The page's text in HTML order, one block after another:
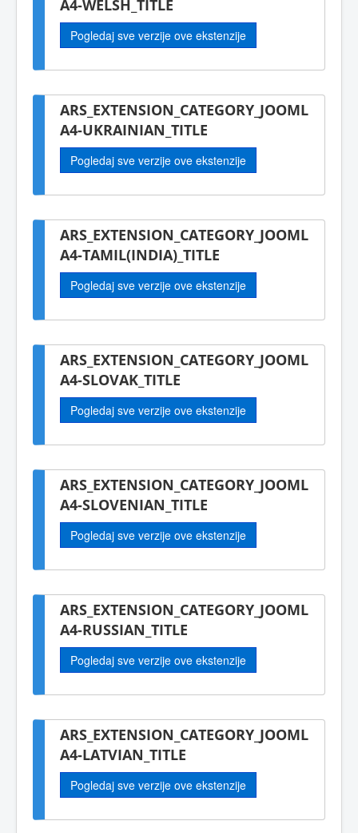
A4-WELSH_TITLE
Pogledaj sve verzije ove ekstenzije
ARS_EXTENSION_CATEGORY_JOOML
A4-UKRAINIAN_TITLE
Pogledaj sve verzije ove ekstenzije
ARS_EXTENSION_CATEGORY_JOOML
A4-TAMIL(INDIA)_TITLE
Pogledaj sve verzije ove ekstenzije
ARS_EXTENSION_CATEGORY_JOOML
A4-SLOVAK_TITLE
Pogledaj sve verzije ove ekstenzije
ARS_EXTENSION_CATEGORY_JOOML
A4-SLOVENIAN_TITLE
Pogledaj sve verzije ove ekstenzije
ARS_EXTENSION_CATEGORY_JOOML
A4-RUSSIAN_TITLE
Pogledaj sve verzije ove ekstenzije
ARS_EXTENSION_CATEGORY_JOOML
A4-LATVIAN_TITLE
Pogledaj sve verzije ove ekstenzije